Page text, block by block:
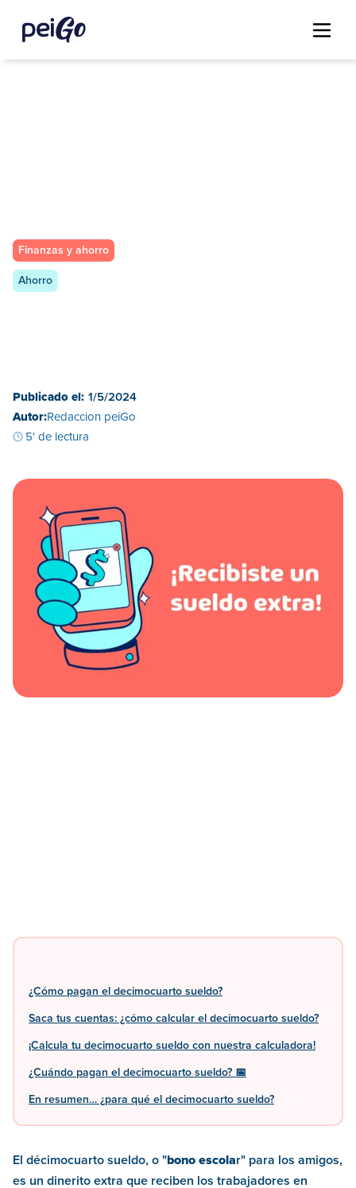
Finanzas y ahorro
Ahorro
Publicado el: 1/5/2024
Autor:Redaccion peiGo
5' de lectura
¿Cómo pagan el decimocuarto sueldo?
Saca tus cuentas: ¿cómo calcular el decimocuarto sueldo?
¡Calcula tu decimocuarto sueldo con nuestra calculadora!
¿Cuándo pagan el decimocuarto sueldo? 📅
En resumen… ¿para qué el decimocuarto sueldo?
El décimocuarto sueldo, o "bono escolar" para los amigos,
es un dinerito extra que reciben los trabajadores en